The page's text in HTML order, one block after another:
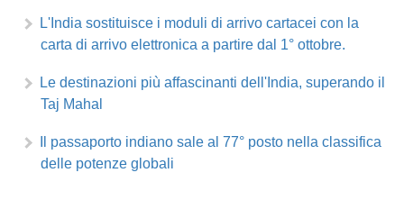
L'India sostituisce i moduli di arrivo cartacei con la
carta di arrivo elettronica a partire dal 1° ottobre.
Le destinazioni più affascinanti dell'India, superando il
Taj Mahal
Il passaporto indiano sale al 77° posto nella classifica
delle potenze globali